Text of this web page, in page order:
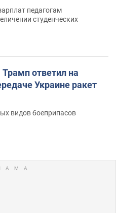
педагогам
студенческих
ответил на
Украине ракет
видов боеприпасов